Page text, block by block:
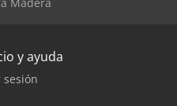
y ayuda
sesión